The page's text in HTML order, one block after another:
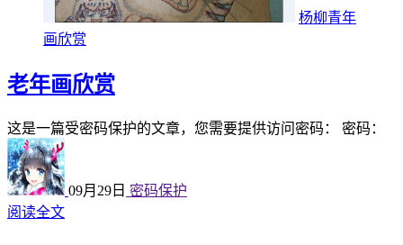
杨柳青年
画欣赏
老年画欣赏
这是一篇受密码保护的文章，您需要提供访问密码： 密码：
09月29日 密码保护
阅读全文